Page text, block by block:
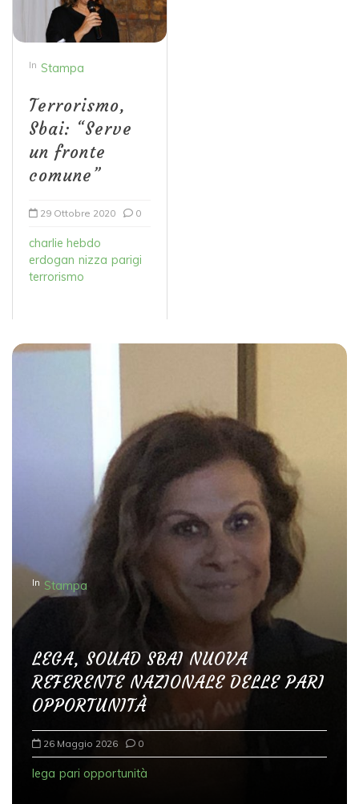
In Stampa
Terrorismo,
Sbai: “Serve
un fronte
comune”
29 Ottobre 2020 0
charlie hebdo
erdogan nizza parigi
terrorismo
In Stampa
LEGA, SOUAD SBAI NUOVA
REFERENTE NAZIONALE DELLE PARI
OPPORTUNITÀ
26 Maggio 2026 0
lega pari opportunità